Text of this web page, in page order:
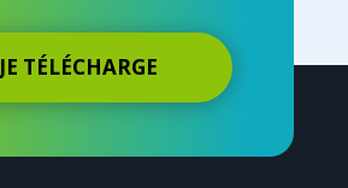
JE TÉLÉCHARGE